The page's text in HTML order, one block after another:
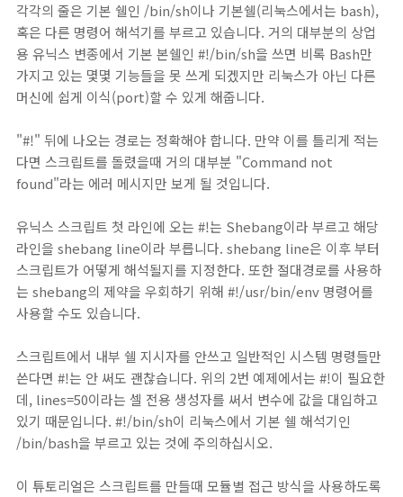
각각의 줄은 기본 쉘인 /bin/sh이나 기본쉘(리눅스에서는 bash),
혹은 다른 명령어 해석기를 부르고 있습니다. 거의 대부분의 상업
용 유닉스 변종에서 기본 본쉘인 #!/bin/sh을 쓰면 비록 Bash만
가지고 있는 몇몇 기능들을 못 쓰게 되겠지만 리눅스가 아닌 다른
머신에 쉽게 이식(port)할 수 있게 해줍니다.
"#!" 뒤에 나오는 경로는 정확해야 합니다. 만약 이를 틀리게 적는
다면 스크립트를 돌렸을때 거의 대부분 "Command not
found"라는 에러 메시지만 보게 될 것입니다.
유닉스 스크립트 첫 라인에 오는 #!는 Shebang이라 부르고 해당
라인을 shebang line이라 부릅니다. shebang line은 이후 부터
스크립트가 어떻게 해석될지를 지정한다. 또한 절대경로를 사용하
는 shebang의 제약을 우회하기 위해 #!/usr/bin/env 명령어를
사용할 수도 있습니다.
스크립트에서 내부 쉘 지시자를 안쓰고 일반적인 시스템 명령들만
쓴다면 #!는 안 써도 괜찮습니다. 위의 2번 예제에서는 #!이 필요한
데, lines=50이라는 셀 전용 생성자를 써서 변수에 값을 대입하고
있기 때문입니다. #!/bin/sh이 리눅스에서 기본 쉘 해석기인
/bin/bash을 부르고 있는 것에 주의하십시오.
이 튜토리얼은 스크립트를 만들때 모듈별 접근 방식을 사용하도록